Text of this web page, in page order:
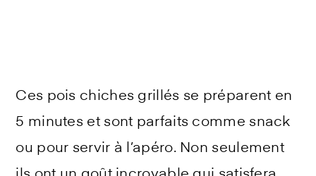
Ces pois chiches grillés se préparent en
5 minutes et sont parfaits comme snack
ou pour servir à l’apéro. Non seulement